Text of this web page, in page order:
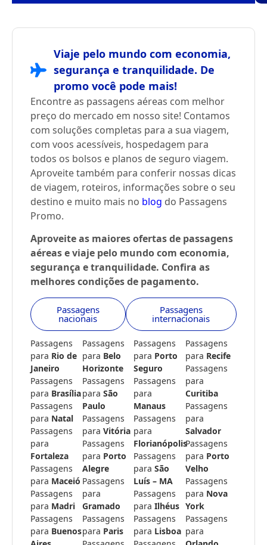
Viaje pelo mundo com economia,
segurança e tranquilidade. De
promo você pode mais!
Encontre as passagens aéreas com melhor
preço do mercado em nosso site! Contamos
com soluções completas para a sua viagem,
com voos acessíveis, hospedagem para
todos os bolsos e planos de seguro viagem.
Aproveite também para conferir nossas dicas
de viagem, roteiros, informações sobre o seu
destino e muito mais no blog do Passagens
Promo.
Aproveite as maiores ofertas de passagens
aéreas e viaje pelo mundo com economia,
segurança e tranquilidade. Confira as
melhores condições de pagamento.
Passagens
nacionais
Passagens
internacionais
Passagens
para Rio de
Janeiro
Passagens
para Brasília
Passagens
para Natal
Passagens
para
Fortaleza
Passagens
para Maceió
Passagens
para Madri
Passagens
para Buenos
Passagens
para Belo
Horizonte
Passagens
para São
Paulo
Passagens
para Vitória
Passagens
para Porto
Alegre
Passagens
para
Gramado
Passagens
para Paris
Passagens
para Porto
Seguro
Passagens
para
Manaus
Passagens
para
Florianópolis
Passagens
para São
Luís – MA
Passagens
para Ilhéus
Passagens
para Lisboa
Passagens
para Recife
Passagens
para
Curitiba
Passagens
para
Salvador
Passagens
para Porto
Velho
Passagens
para Nova
York
Passagens
para